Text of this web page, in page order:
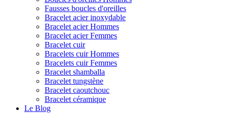
Fausses boucles d'oreilles
Bracelet acier inoxydable
Bracelet acier Hommes
Bracelet acier Femmes
Bracelet cuir
Bracelets cuir Hommes
Bracelets cuir Femmes
Bracelet shamballa
Bracelet tungstène
Bracelet caoutchouc
Bracelet céramique
Le Blog